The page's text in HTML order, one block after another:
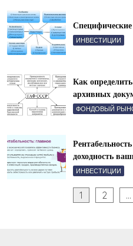
Специфические
ИНВЕСТИЦИИ
Как
архивных
ФОНДОВЫЙ
доходность
ИНВЕСТИЦИИ
1 2 …